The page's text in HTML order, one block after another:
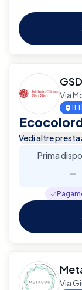
Via
Vedi altre
Prima
-
Via